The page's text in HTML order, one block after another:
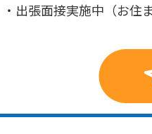
・出張面接実施中（お住